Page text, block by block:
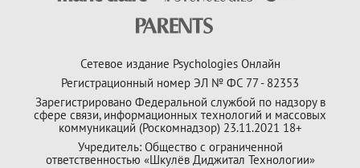
Сетевое издание Psychologies Онлайн
Регистрационный номер ЭЛ № ФС 77 - 82353
Зарегистрировано Федеральной службой по надзору в
сфере связи, информационных технологий и массовых
коммуникаций (Роскомнадзор) 23.11.2021 18+
Учредитель: Общество с ограниченной
ответственностью «Шкулёв Диджитал Технологии»